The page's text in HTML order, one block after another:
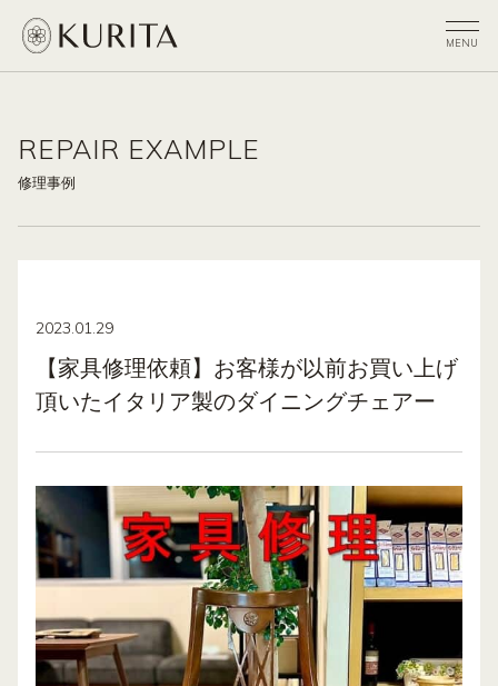
REPAIR EXAMPLE
修理事例
2023.01.29
【家具修理依頼】お客様が以前お買い上げ
頂いたイタリア製のダイニングチェアー